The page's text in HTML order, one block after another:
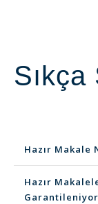
Hazır Makale
Hazır